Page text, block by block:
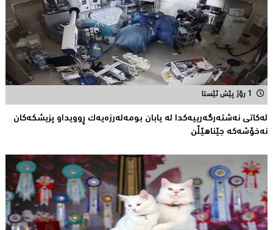
1 رۆژ پێش ئێستا
لەکاتى نەشتەرگەرییەکدا لە یابان بومەلەرزەیەک ڕوویداو پزیشکەکان
نەخۆشەکە جێناهێڵن